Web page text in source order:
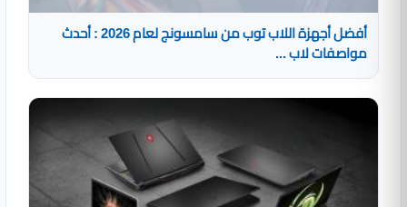
أفضل أجهزة اللاب توب من سامسونج لعام 2026 : أحدث
مواصفات لاب ...